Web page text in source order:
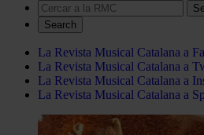
Search
La Revista Musical Catalana a
La Revista Musical Catalana a
La Revista Musical Catalana a
La Revista Musical Catalana a